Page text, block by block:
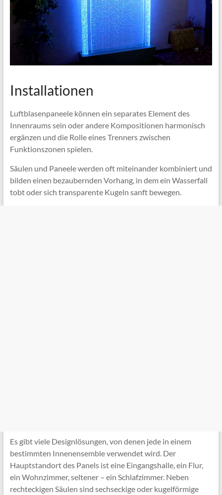
Installationen
Luftblasenpaneele können ein separates Element des
Innenraums sein oder andere Kompositionen harmonisch
ergänzen und die Rolle eines Trenners zwischen
Funktionszonen spielen.
Säulen und Paneele werden oft miteinander kombiniert und
bilden einen bezaubernden Vorhang, in dem ein Wasserfall
tobt oder sich transparente Kugeln sanft bewegen.
Es gibt viele Designlösungen, von denen jede in einem
bestimmten Innenensemble verwendet wird. Der
Hauptstandort des Panels ist eine Eingangshalle, ein Flur,
ein Wohnzimmer, seltener – ein Schlafzimmer. Neben
rechteckigen Säulen sind sechseckige oder kugelförmige